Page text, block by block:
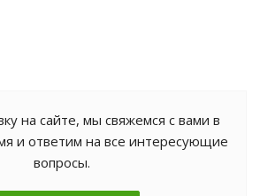
на сайте, мы свяжемся с вами в
и ответим на все интересующие
вопросы.